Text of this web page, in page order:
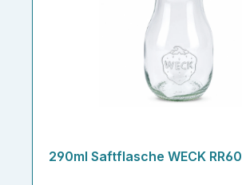
290ml Saftflasche WECK RR60